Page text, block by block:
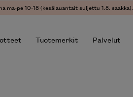
ma-pe 10-18 (kesälauantait suljettu 1.8. saakka).
Tuotemerkit Palvelut